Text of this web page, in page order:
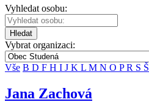
Vyhledat osobu:
Hledat
Vybrat organizaci:
Vše B D F H I J K L M N O PR S Š
Jana Zachová